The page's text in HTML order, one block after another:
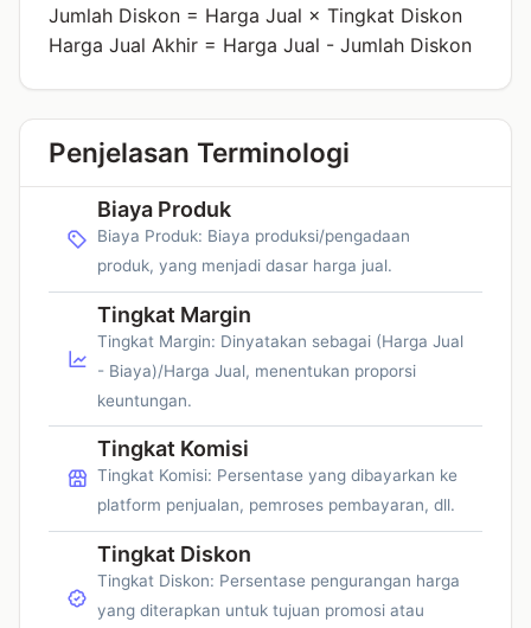
Jumlah Diskon = Harga Jual × Tingkat Diskon
Harga Jual Akhir = Harga Jual - Jumlah Diskon
Penjelasan Terminologi
Biaya Produk
Biaya Produk: Biaya produksi/pengadaan
produk, yang menjadi dasar harga jual.
Tingkat Margin
Tingkat Margin: Dinyatakan sebagai (Harga Jual
- Biaya)/Harga Jual, menentukan proporsi
keuntungan.
Tingkat Komisi
Tingkat Komisi: Persentase yang dibayarkan ke
platform penjualan, pemroses pembayaran, dll.
Tingkat Diskon
Tingkat Diskon: Persentase pengurangan harga
yang diterapkan untuk tujuan promosi atau